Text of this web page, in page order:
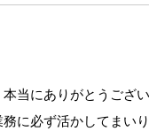
本当にありがとうござ
に必ず活かしてまいり